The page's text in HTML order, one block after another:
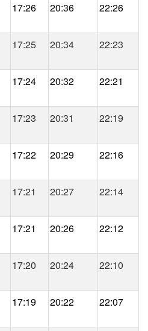
17:26 20:36 22:26
17:25 20:34 22:23
17:24 20:32 22:21
17:23 20:31 22:19
17:22 20:29 22:16
17:21 20:27 22:14
17:21 20:26 22:12
17:20 20:24 22:10
17:19 20:22 22:07